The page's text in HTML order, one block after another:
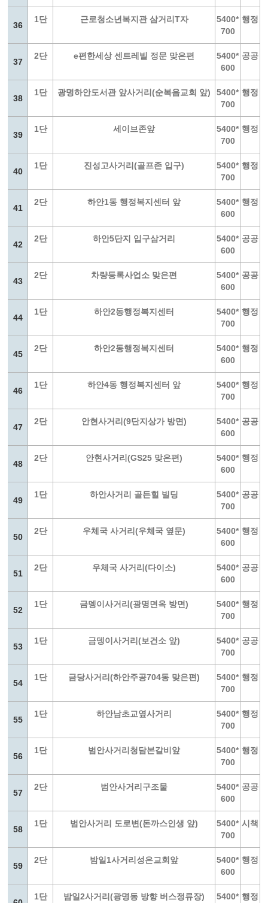
36
1단 근로청소년복지관 삼거리T자
5400*
700
행정
37
2단 e편한세상 센트레빌 정문 맞은편
5400*
600
공공
38
1단 광명하안도서관 앞사거리(순복음교회 앞)
5400*
700
행정
39
1단 세이브존앞
5400*
700
행정
40
1단 진성고사거리(골프존 입구)
5400*
700
행정
41
2단 하안1동 행정복지센터 앞
5400*
600
행정
42
2단 하안5단지 입구삼거리
5400*
600
공공
43
2단 차량등록사업소 맞은편
5400*
600
공공
44
1단 하안2동행정복지센터
5400*
700
행정
45
2단 하안2동행정복지센터
5400*
600
행정
46
1단 하안4동 행정복지센터 앞
5400*
700
행정
47
2단 안현사거리(9단지상가 방면)
5400*
600
공공
48
2단 안현사거리(GS25 맞은편)
5400*
600
행정
49
1단 하안사거리 골든힐 빌딩
5400*
700
공공
50
2단 우체국 사거리(우체국 옆문)
5400*
600
행정
51
2단 우체국 사거리(다이소)
5400*
600
공공
52
1단 금뎅이사거리(광명면옥 방면)
5400*
700
행정
53
1단 금뎅이사거리(보건소 앞)
5400*
700
공공
54
1단 금당사거리(하안주공704동 맞은편)
5400*
700
행정
55
1단 하안남초교옆사거리
5400*
700
행정
56
1단 범안사거리청담본갈비앞
5400*
700
행정
57
2단 범안사거리구조물
5400*
600
공공
58
1단 범안사거리 도로변(돈까스인생 앞)
5400*
700
시책
59
2단 밤일1사거리성은교회앞
5400*
600
행정
1단 밤일2사거리(광명동 방향 버스정류장) 5400* 행정